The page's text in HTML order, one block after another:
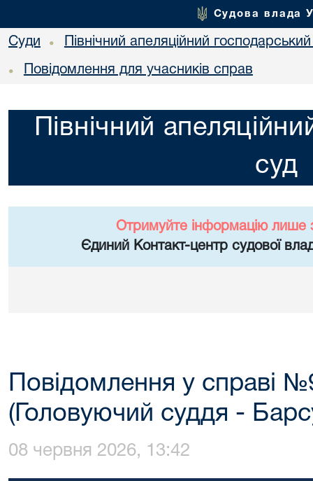
Судова влада
Суди • Північний апеляційний
• Повідомлення для учасників справ
Північний
суд
Отримуйте інформацію лише
Єдиний Контакт-центр судової
Повідомлення у справі
(Головуючий суддя -
08 червня 2026, 13:42